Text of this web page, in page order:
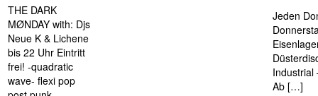
THE DARK
MØNDAY with: Djs
Neue K & Lichene
bis 22 Uhr Eintritt
frei! -quadratic
wave- flexi pop
Jeden
Industrial
Ab […]